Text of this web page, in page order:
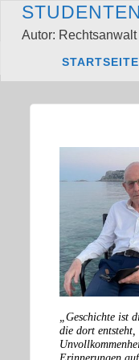
Zum
springen
STUDENTEN
Autor:
STARTSEITE
„Geschichte ist
die dort entsteht,